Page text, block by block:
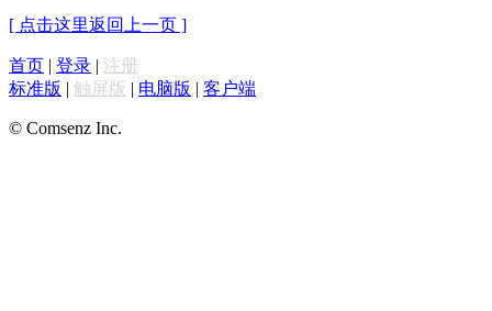
[ 点击这里返回上一页 ]
首页 | 登录 | 注册
标准版 | 触屏版 | 电脑版 | 客户端
© Comsenz Inc.